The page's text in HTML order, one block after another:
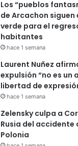
Los “pueblos
de Arcachon siguen
verde para el
habitantes
hace 1 semana
Laurent Nuñez
expulsión “no es un
libertad de
hace 1 semana
Zelensky culpa a
Rusia del accidente
Polonia